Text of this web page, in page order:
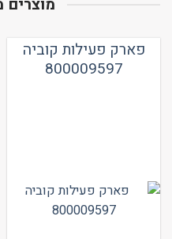
מוצרים
פארק פעילות קוביה
800009597